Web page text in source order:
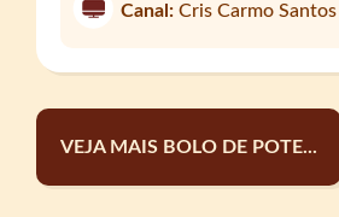
Canal: Cris Carmo Santos
VEJA MAIS BOLO DE POTE...